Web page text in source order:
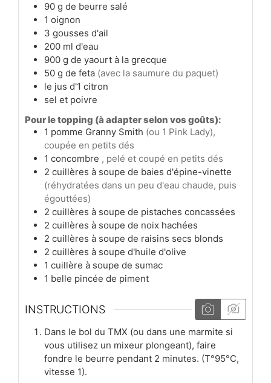
90 g de beurre salé
1 oignon
3 gousses d'ail
200 ml d'eau
900 g de yaourt à la grecque
50 g de feta (avec la saumure du paquet)
le jus d'1 citron
sel et poivre
Pour le topping (à adapter selon vos goûts):
1 pomme Granny Smith (ou 1 Pink Lady),
coupée en petits dés
1 concombre , pelé et coupé en petits dés
2 cuillères à soupe de baies d'épine-vinette
(réhydratées dans un peu d'eau chaude, puis
égouttées)
2 cuillères à soupe de pistaches concassées
2 cuillères à soupe de noix hachées
2 cuillères à soupe de raisins secs blonds
2 cuillères à soupe d'huile d'olive
1 cuillère à soupe de sumac
1 belle pincée de piment
INSTRUCTIONS
Dans le bol du TMX (ou dans une marmite si
vous utilisez un mixeur plongeant), faire
fondre le beurre pendant 2 minutes. (T°95°C,
vitesse 1).